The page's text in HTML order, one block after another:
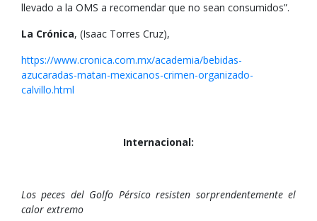
llevado a la OMS a recomendar que no sean consumidos”.
La Crónica, (Isaac Torres Cruz),
https://www.cronica.com.mx/academia/bebidas-
azucaradas-matan-mexicanos-crimen-organizado-
calvillo.html
Internacional:
Los peces del Golfo Pérsico resisten sorprendentemente el
calor extremo